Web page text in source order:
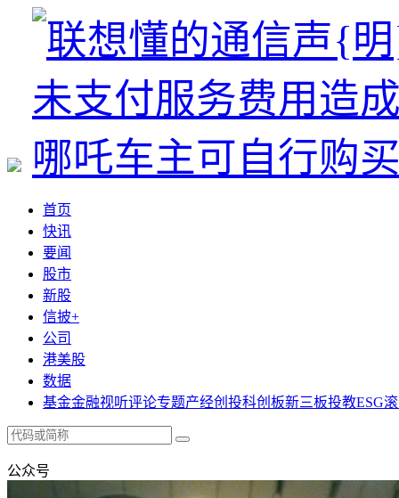
首页
快讯
要闻
股市
新股
信披+
公司
港美股
数据
基金金融视听评论专题产经创投科创板新三板投教ESG
公众号